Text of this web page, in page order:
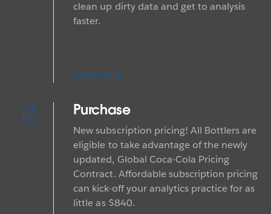
clean up dirty data and get to analysis
faster.
LEARN MORE
Purchase
New subscription pricing! All Bottlers are
eligible to take advantage of the newly
updated, Global Coca-Cola Pricing
Contract. Affordable subscription pricing
can kick-off your analytics practice for as
little as $840.